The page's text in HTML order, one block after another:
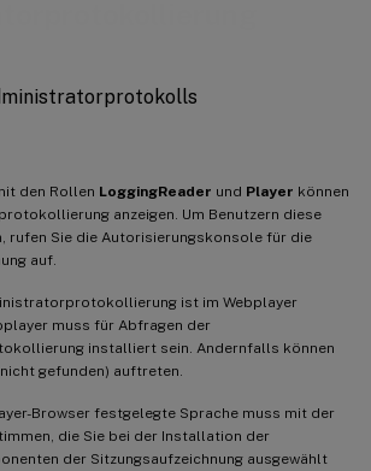
den Rollen LoggingReader und Player können
anzeigen. Um Benutzern diese
rufen Sie die Autorisierungskonsole für die
auf.
ist im Webplayer
muss für Abfragen der
installiert sein. Andernfalls können
gefunden) auftreten.
Browser festgelegte Sprache muss mit der
die Sie bei der Installation der
der Sitzungsaufzeichnung ausgewählt